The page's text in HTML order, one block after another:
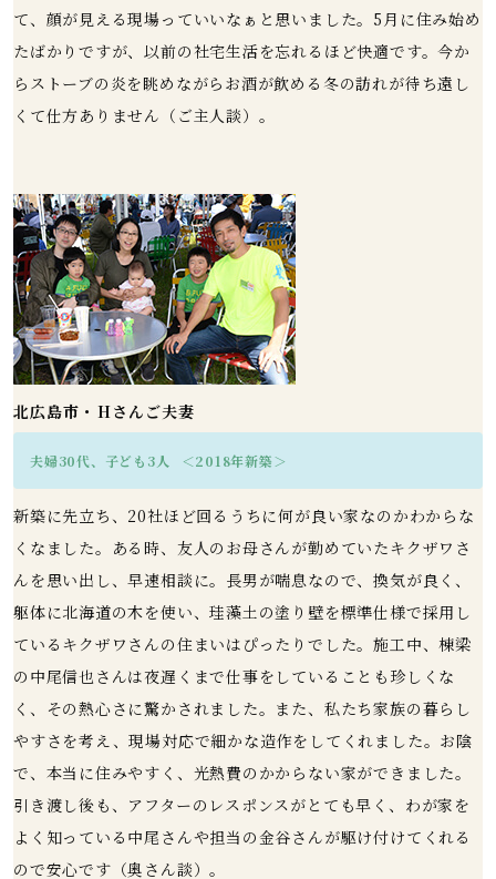
て、顔が見える現場っていいなぁと思いました。5月に住み始め
たばかりですが、以前の社宅生活を忘れるほど快適です。今か
らストーブの炎を眺めながらお酒が飲める冬の訪れが待ち遠し
くて仕方ありません（ご主人談）。
北広島市・Hさんご夫妻
夫婦30代、子ども3人 ＜2018年新築＞
新築に先立ち、20社ほど回るうちに何が良い家なのかわからな
くなました。ある時、友人のお母さんが勤めていたキクザワさ
んを思い出し、早速相談に。長男が喘息なので、換気が良く、
躯体に北海道の木を使い、珪藻土の塗り壁を標準仕様で採用し
ているキクザワさんの住まいはぴったりでした。施工中、棟梁
の中尾信也さんは夜遅くまで仕事をしていることも珍しくな
く、その熱心さに驚かされました。また、私たち家族の暮らし
やすさを考え、現場対応で細かな造作をしてくれました。お陰
で、本当に住みやすく、光熱費のかからない家ができました。
引き渡し後も、アフターのレスポンスがとても早く、わが家を
よく知っている中尾さんや担当の金谷さんが駆け付けてくれる
ので安心です（奥さん談）。